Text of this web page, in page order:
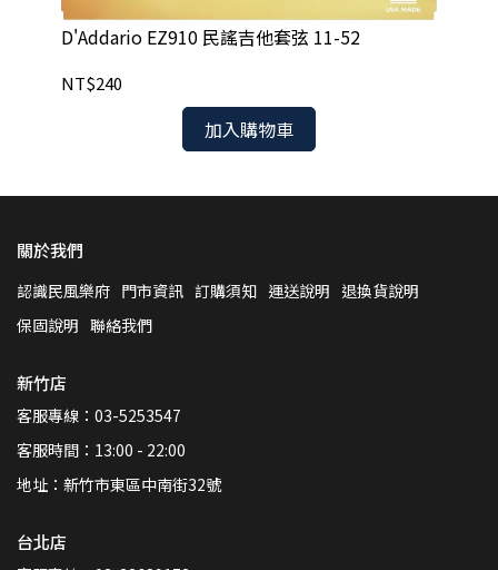
D'Addario EZ910 民謠吉他套弦 11-52
NT$240
加入購物車
關於我們
認識民風樂府 門市資訊 訂購須知 運送說明 退換貨說明
保固說明 聯絡我們
新竹店
客服專線：03-5253547
客服時間：13:00 - 22:00
地址：新竹市東區中南街32號
台北店